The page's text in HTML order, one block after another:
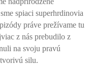
spiaci superhrdinovia
práve prežívame tu
z nás prebudilo z
na svoju pravú
silu.